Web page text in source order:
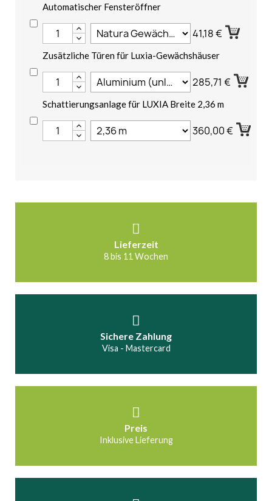
Automatischer Fensteröffner
41,18 €
Zusätzliche Türen für Luxia-Gewächshäuser
285,71 €
Schattierungsanlage für LUXIA Breite 2,36 m
360,00 €
Lieferzeit
8 bis 11 Wochen
Sichere Zahlung
Visa - Mastercard
Preis
Inklusive Lieferung